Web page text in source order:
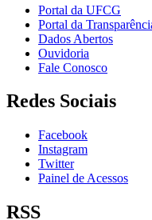
Portal da UFCG
Portal da
Dados Abertos
Ouvidoria
Fale Conosco
Redes Sociais
Facebook
Instagram
Twitter
Painel de Acessos
RSS